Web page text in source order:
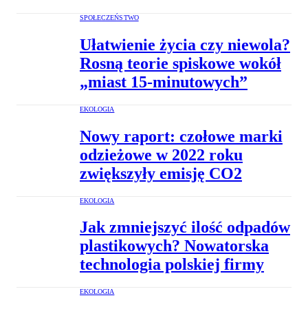
SPOŁECZEŃSTWO
Ułatwienie życia czy niewola?
Rosną teorie spiskowe wokół
„miast 15-minutowych”
EKOLOGIA
Nowy raport: czołowe marki
odzieżowe w 2022 roku
zwiększyły emisję CO2
EKOLOGIA
Jak zmniejszyć ilość odpadów
plastikowych? Nowatorska
technologia polskiej firmy
EKOLOGIA